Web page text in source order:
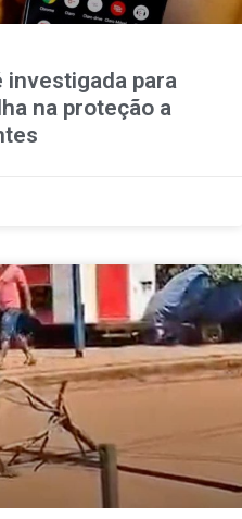
investigada para
na proteção a